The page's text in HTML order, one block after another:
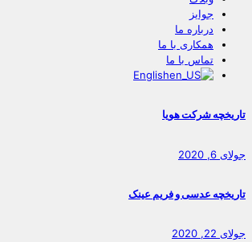
جوایز
درباره ما
همکاری با ما
تماس با ما
English
تاریخچه شرکت هویا
جولای 6, 2020
تاریخچه عدسی و فریم عینک
جولای 22, 2020